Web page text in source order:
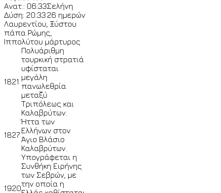
Ανατ.: 06:33
Δύση: 20:33
Σελήνη
26 ημερών
Λαυρεντίου, Ξύστου
πάπα Ρώμης,
Ιππολύτου μάρτυρος
1821
Πολυάριθμη
τουρκική στρατιά
υφίσταται
μεγάλη
πανωλεθρία
μεταξύ
Τριπόλεως και
Καλαβρύτων.
1827
Ήττα των
Ελλήνων στον
Άγιο Βλάσιο
Καλαβρύτων.
1920
Υπογράφεται η
Συνθήκη Ειρήνης
των Σεβρών, με
την οποία η